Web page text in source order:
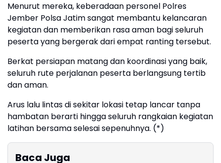
Menurut mereka, keberadaan personel Polres
Jember Polsa Jatim sangat membantu kelancaran
kegiatan dan memberikan rasa aman bagi seluruh
peserta yang bergerak dari empat ranting tersebut.
Berkat persiapan matang dan koordinasi yang baik,
seluruh rute perjalanan peserta berlangsung tertib
dan aman.
Arus lalu lintas di sekitar lokasi tetap lancar tanpa
hambatan berarti hingga seluruh rangkaian kegiatan
latihan bersama selesai sepenuhnya. (*)
Baca Juga